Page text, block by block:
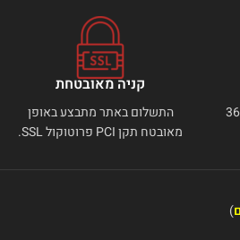
ניתן לבצע רכישה באתר עד 36
קניה מאובטחת
התשלום באתר מתבצע באופן
מאובטח תקן PCI פרוטוקול SSL.
)